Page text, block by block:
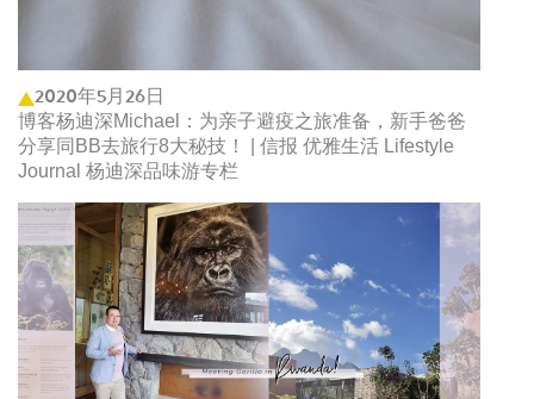
2020年5月26日
博客杨迪深Michael：为亲子避疫之旅准备，新手爸爸
分享同BB去旅行8大秘技！ | 信报 优雅生活 Lifestyle
Journal 杨迪深品味游专栏